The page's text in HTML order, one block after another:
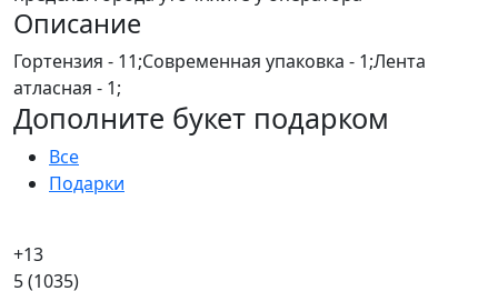
Описание
Гортензия - 11;Современная упаковка - 1;Лента
атласная - 1;
Дополните букет подарком
Все
Подарки
+13
5(1035)